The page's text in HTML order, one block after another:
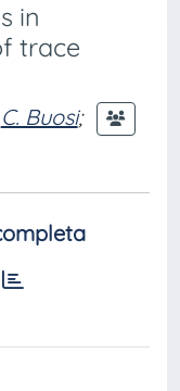
in
trace
C. Buosi;